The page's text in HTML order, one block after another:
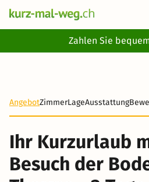
Zahlen Sie
AngebotZimmerLageAusstattung
Ihr Kurzurlaub
Besuch der